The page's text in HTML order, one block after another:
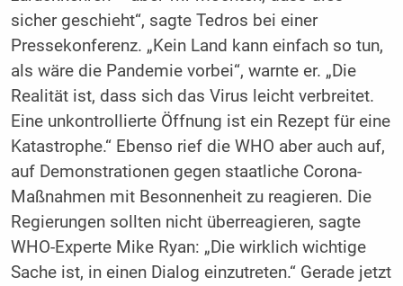
sicher geschieht“, sagte Tedros bei einer
Pressekonferenz. „Kein Land kann einfach so tun,
als wäre die Pandemie vorbei“, warnte er. „Die
Realität ist, dass sich das Virus leicht verbreitet.
Eine unkontrollierte Öffnung ist ein Rezept für eine
Katastrophe.“ Ebenso rief die WHO aber auch auf,
auf Demonstrationen gegen staatliche Corona-
Maßnahmen mit Besonnenheit zu reagieren. Die
Regierungen sollten nicht überreagieren, sagte
WHO-Experte Mike Ryan: „Die wirklich wichtige
Sache ist, in einen Dialog einzutreten.“ Gerade jetzt